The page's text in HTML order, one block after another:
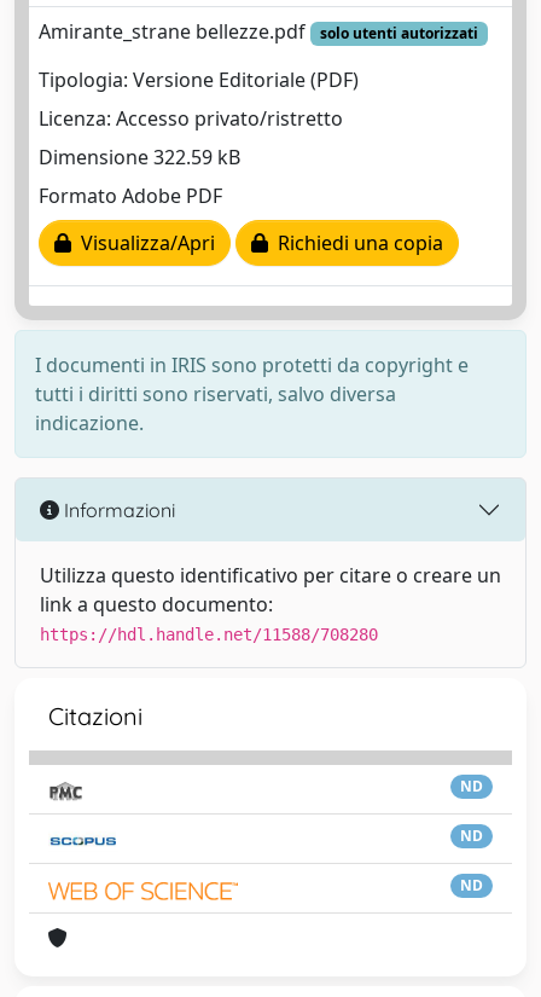
Amirante_strane bellezze.pdf
solo utenti autorizzati
Tipologia: Versione Editoriale (PDF)
Licenza: Accesso privato/ristretto
Dimensione 322.59 kB
Formato Adobe PDF
Visualizza/Apri
Richiedi una copia
I documenti in IRIS sono protetti da copyright e
tutti i diritti sono riservati, salvo diversa
indicazione.
Informazioni
Utilizza questo identificativo per citare o creare un
link a questo documento:
https://hdl.handle.net/11588/708280
Citazioni
ND
ND
ND